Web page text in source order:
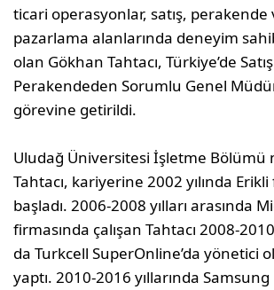
ticari operasyonlar, satış, perakende
pazarlama alanlarında deneyim
olan Gökhan Tahtacı, Türkiye’de
Perakendeden Sorumlu Genel Müdür
görevine getirildi.
Uludağ Üniversitesi İşletme Bölümü
Tahtacı, kariyerine 2002 yılında
başladı. 2006-2008 yılları arasında
firmasında çalışan Tahtacı 2008-
da Turkcell SuperOnline’da yönetici
yaptı. 2010-2016 yıllarında